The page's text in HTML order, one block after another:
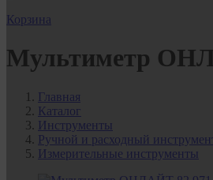
Корзина
Мультиметр
Главная
Каталог
Инструменты
Ручной и расходный
Измерительные инструменты